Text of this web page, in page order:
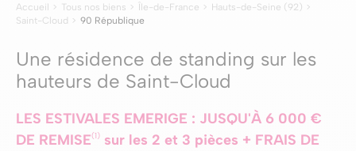
Accueil Tous nos biens Île-de-France
Hauts-de-Seine (92)
Saint-Cloud
90 République
Une résidence de standing sur les
hauteurs de Saint-Cloud
LES ESTIVALES EMERIGE : JUSQU'À 6 000 €
DE REMISE(1) sur les 2 et 3 pièces + FRAIS DE